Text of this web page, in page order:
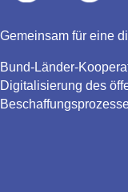
Gemeinsam für eine
Bund-Länder-
Digitalisierung des